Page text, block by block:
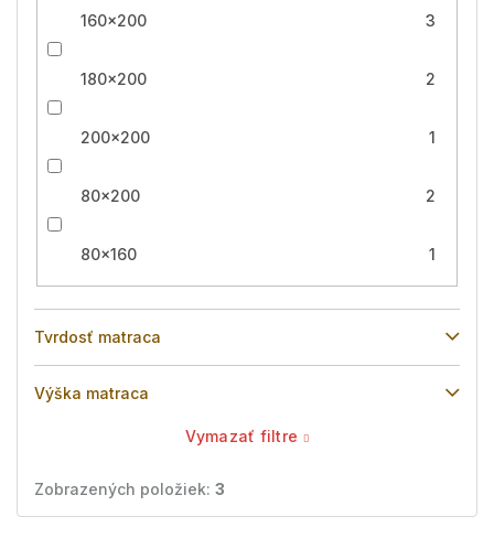
160x200 3
180x200 2
200x200 1
80x200 2
80x160 1
Tvrdosť matraca
Výška matraca
Vymazať filtre
Zobrazených položiek: 3